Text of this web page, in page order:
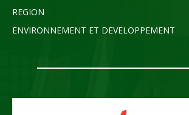
REGION
ENVIRONNEMENT ET DEVELOPPEMENT